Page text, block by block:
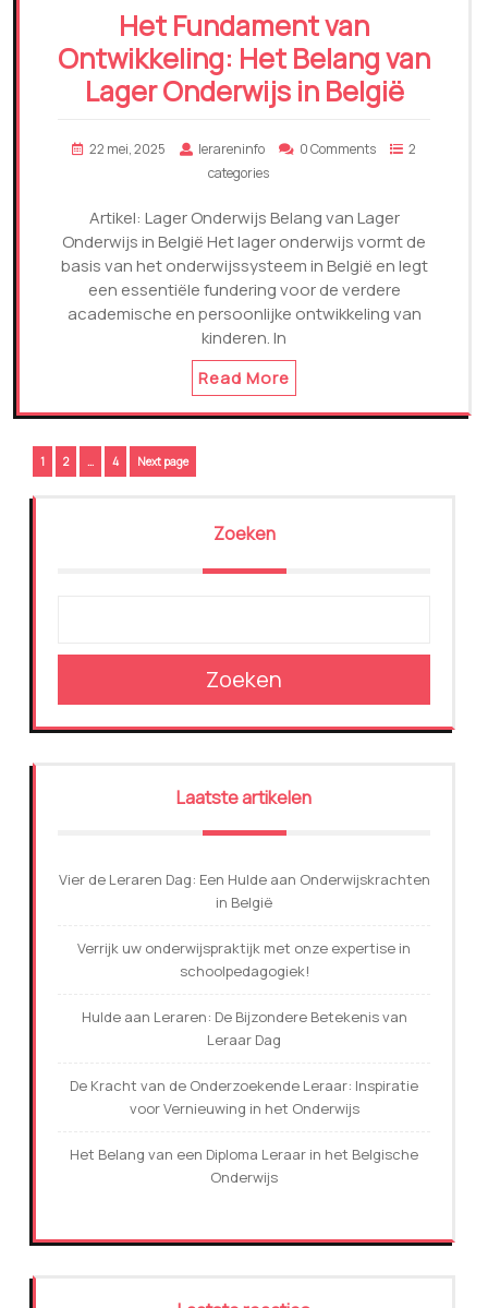
Het Fundament van
Ontwikkeling: Het Belang van
Lager Onderwijs in België
22 mei, 2025 lerareninfo 0 Comments
2
categories
Artikel: Lager Onderwijs Belang van Lager
Onderwijs in België Het lager onderwijs vormt de
basis van het onderwijssysteem in België en legt
een essentiële fundering voor de verdere
academische en persoonlijke ontwikkeling van
kinderen. In
Read More
Berichtnavigatie
Page
1 Page
2 … Page
4 Next page
Zoeken
Zoeken
Laatste artikelen
Vier de Leraren Dag: Een Hulde aan Onderwijskrachten
in België
Verrijk uw onderwijspraktijk met onze expertise in
schoolpedagogiek!
Hulde aan Leraren: De Bijzondere Betekenis van
Leraar Dag
De Kracht van de Onderzoekende Leraar: Inspiratie
voor Vernieuwing in het Onderwijs
Het Belang van een Diploma Leraar in het Belgische
Onderwijs